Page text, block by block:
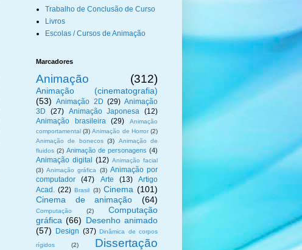
Trabalho de Conclusão de Curso
Livros
Escolas / Cursos de Animação
Marcadores
Animação (312)
Animação (cinematografia)
(53) Animação 2D (29) Animação
3D
(27) Animação Japonesa (12)
Animação brasileira
(29)
Animação
comportamental (3) Animação de Horror (2)
Animação de bonecos (3)
Animação de
fluidos (2) Animação de personagens (4)
Animação digital (12) Animação facial
(3) Animação gráfica (3) Animação por
computador
(47) Arte (13)
Artigo
Acad. (22) Brasil (3) Cinema (101)
Cinema de animação
(64)
Computação (2)
Computação
gráfica (66) Desenho animado
(57)
Design (37) Dinâmica de corpos
rígidos
(2)
Dissertação